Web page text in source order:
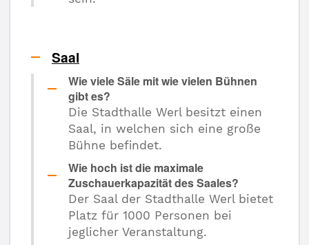
Saal
Wie viele Säle mit wie vielen Bühnen
gibt es?
Die Stadthalle Werl besitzt einen
Saal, in welchen sich eine große
Bühne befindet.
Wie hoch ist die maximale
Zuschauerkapazität des Saales?
Der Saal der Stadthalle Werl bietet
Platz für 1000 Personen bei
jeglicher Veranstaltung.